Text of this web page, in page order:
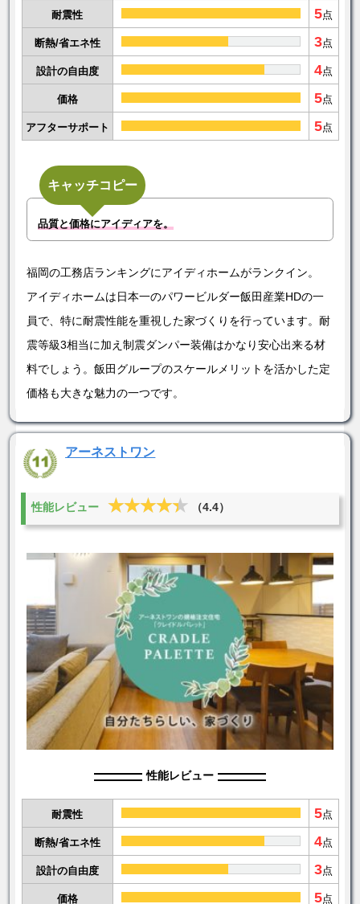
耐震性 5点
断熱/省エネ性 3点
設計の自由度 4点
価格 5点
アフターサポート 5点
キャッチコピー
品質と価格にアイディアを。
福岡の工務店ランキングにアイディホームがランクイン。
アイディホームは日本一のパワービルダー飯田産業HDの一
員で、特に耐震性能を重視した家づくりを行っています。耐
震等級3相当に加え制震ダンパー装備はかなり安心出来る材
料でしょう。飯田グループのスケールメリットを活かした定
価格も大きな魅力の一つです。
アーネストワン
性能レビュー ★★★★★
★★★★★ （4.4）
性能レビュー
耐震性 5点
断熱/省エネ性 4点
設計の自由度 3点
価格 5点